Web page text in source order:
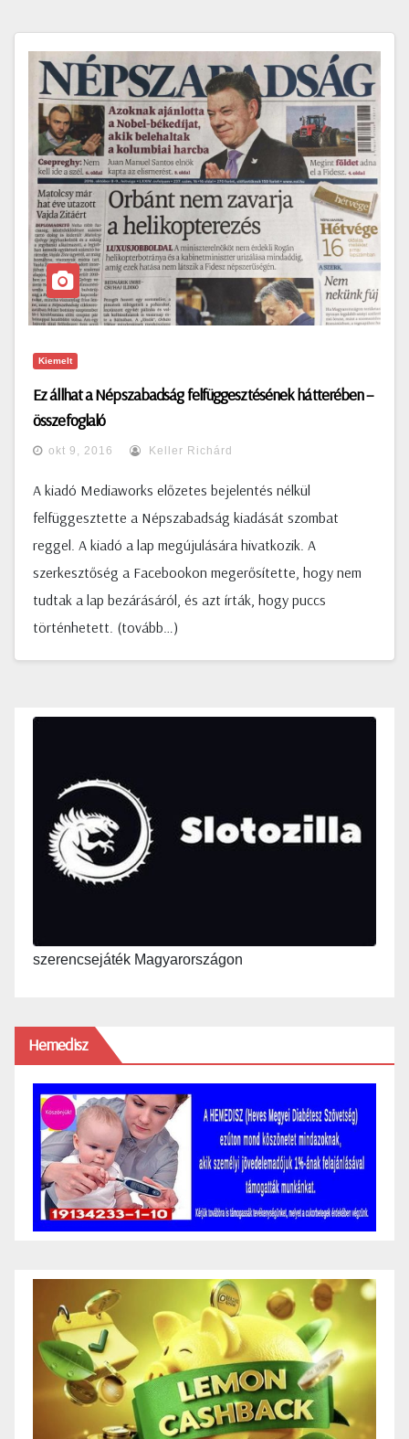
Kiemelt
Ez állhat a Népszabadság felfüggesztésének hátterében –
összefoglaló
okt 9, 2016 Keller Richárd
A kiadó Mediaworks előzetes bejelentés nélkül
felfüggesztette a Népszabadság kiadását szombat
reggel. A kiadó a lap megújulására hivatkozik. A
szerkesztőség a Facebookon megerősítette, hogy nem
tudtak a lap bezárásáról, és azt írták, hogy puccs
történhetett. (tovább…)
szerencsejáték Magyarországon
Hemedisz